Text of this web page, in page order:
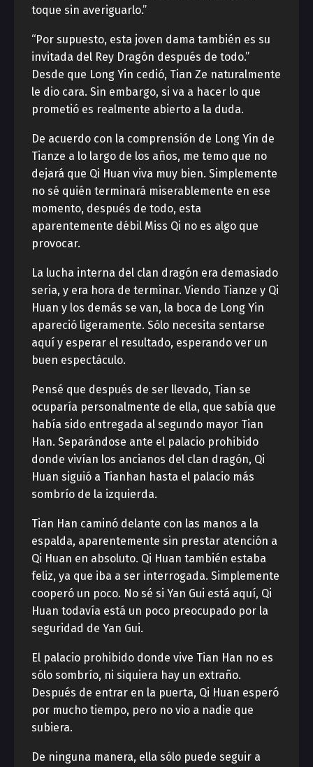
toque sin averiguarlo.”
“Por supuesto, esta joven dama también es su
invitada del Rey Dragón después de todo.”
Desde que Long Yin cedió, Tian Ze naturalmente
le dio cara. Sin embargo, si va a hacer lo que
prometió es realmente abierto a la duda.
De acuerdo con la comprensión de Long Yin de
Tianze a lo largo de los años, me temo que no
dejará que Qi Huan viva muy bien. Simplemente
no sé quién terminará miserablemente en ese
momento, después de todo, esta
aparentemente débil Miss Qi no es algo que
provocar.
La lucha interna del clan dragón era demasiado
seria, y era hora de terminar. Viendo Tianze y Qi
Huan y los demás se van, la boca de Long Yin
apareció ligeramente. Sólo necesita sentarse
aquí y esperar el resultado, esperando ver un
buen espectáculo.
Pensé que después de ser llevado, Tian se
ocuparía personalmente de ella, que sabía que
había sido entregada al segundo mayor Tian
Han. Separándose ante el palacio prohibido
donde vivían los ancianos del clan dragón, Qi
Huan siguió a Tianhan hasta el palacio más
sombrío de la izquierda.
Tian Han caminó delante con las manos a la
espalda, aparentemente sin prestar atención a
Qi Huan en absoluto. Qi Huan también estaba
feliz, ya que iba a ser interrogada. Simplemente
cooperó un poco. No sé si Yan Gui está aquí, Qi
Huan todavía está un poco preocupado por la
seguridad de Yan Gui.
El palacio prohibido donde vive Tian Han no es
sólo sombrío, ni siquiera hay un extraño.
Después de entrar en la puerta, Qi Huan esperó
por mucho tiempo, pero no vio a nadie que
subiera.
De ninguna manera, ella sólo puede seguir a